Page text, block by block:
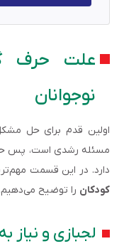
علت حرف
نوجوانان
اولین قدم برای حل
مسئله رشدی است، پس
دارد. در این قسمت
کودکان را توضیح می‌دهیم.
لجبازی و نیاز